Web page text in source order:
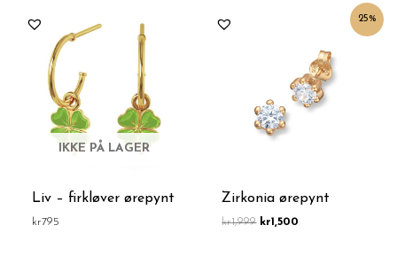
IKKE PÅ LAGER
Liv – firkløver ørepynt
kr795
25%
Zirkonia ørepynt
kr1,999 kr1,500
Nåværende
kr1,500.